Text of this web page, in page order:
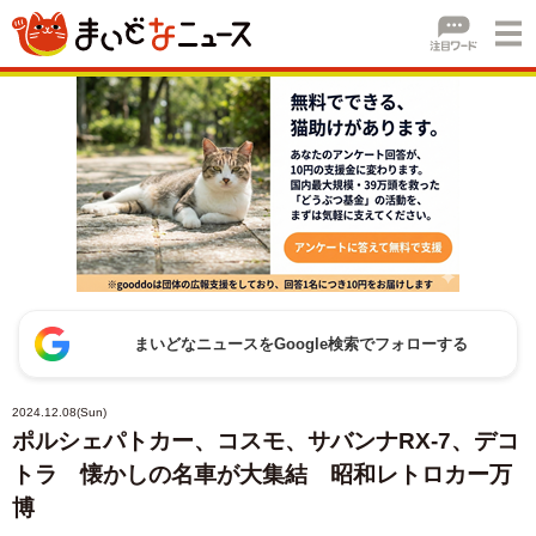
まいどなニュースをGoogle検索でフォローする
2024.12.08(Sun)
ポルシェパトカー、コスモ、サバンナRX-7、デコ
トラ 懐かしの名車が大集結 昭和レトロカー万
博